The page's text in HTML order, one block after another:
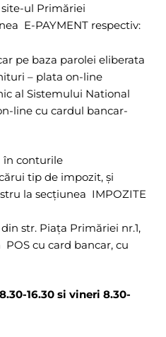
ul Primăriei
E-PAYMENT respectiv:
pe baza parolei eliberata
– plata on-line
al Sistemului National
line cu cardul bancar-
conturile
tip de impozit, și
la secțiunea IMPOZITE
str. Piața Primăriei nr.1,
cu card bancar, cu
16.30 si vineri 8.30-